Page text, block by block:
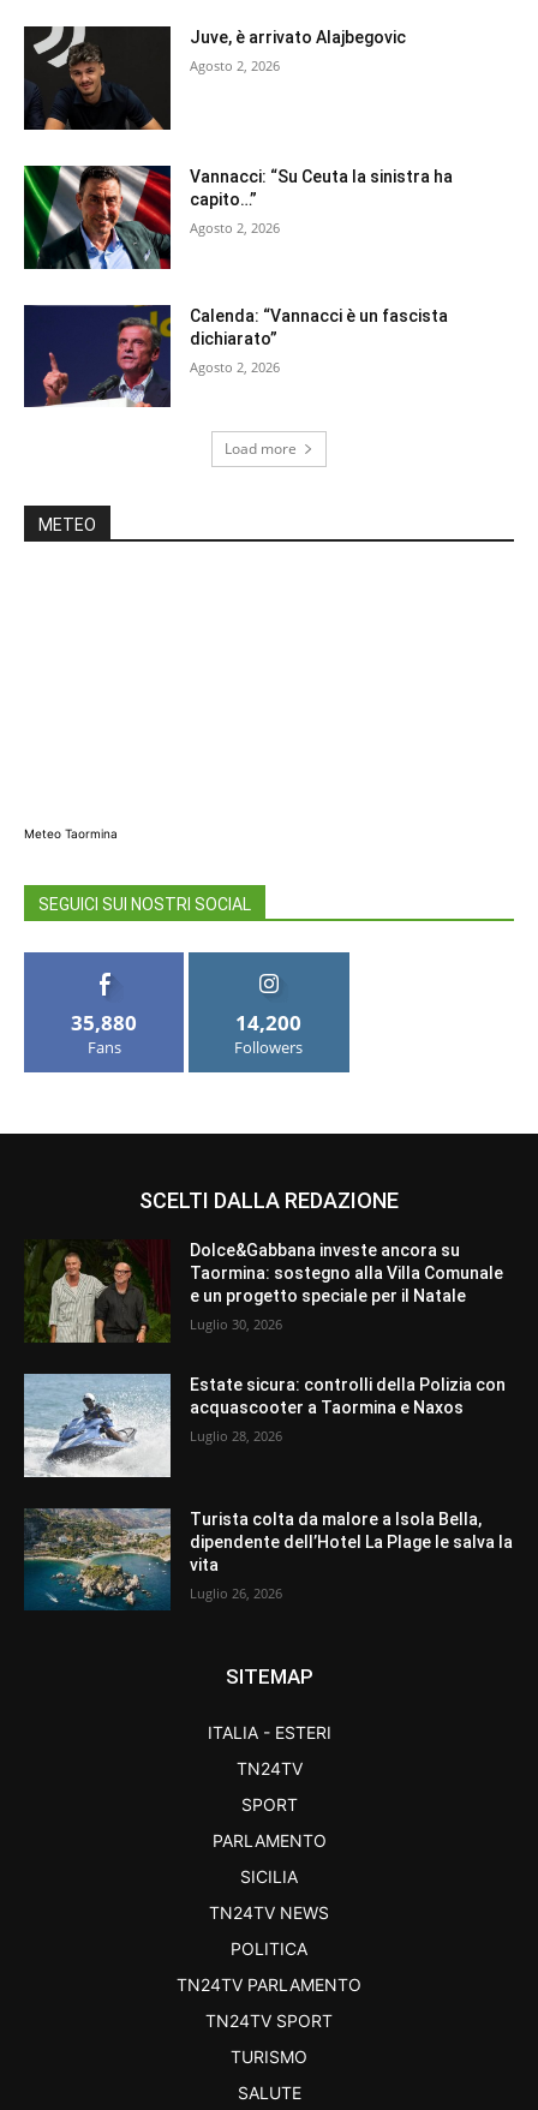
Juve, è arrivato Alajbegovic
Agosto 2, 2026
Vannacci: “Su Ceuta la sinistra ha
capito…”
Agosto 2, 2026
Calenda: “Vannacci è un fascista
dichiarato”
Agosto 2, 2026
Load more
METEO
Meteo Taormina
SEGUICI SUI NOSTRI SOCIAL
35,880
Fans
14,200
Followers
SCELTI DALLA REDAZIONE
Dolce&Gabbana investe ancora su
Taormina: sostegno alla Villa Comunale
e un progetto speciale per il Natale
Luglio 30, 2026
Estate sicura: controlli della Polizia con
acquascooter a Taormina e Naxos
Luglio 28, 2026
Turista colta da malore a Isola Bella,
dipendente dell’Hotel La Plage le salva la
vita
Luglio 26, 2026
SITEMAP
ITALIA - ESTERI
TN24TV
SPORT
PARLAMENTO
SICILIA
TN24TV NEWS
POLITICA
TN24TV PARLAMENTO
TN24TV SPORT
TURISMO
SALUTE